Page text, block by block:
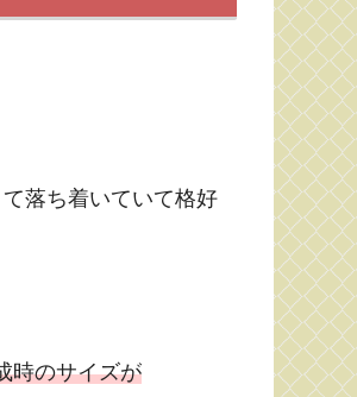
落ち着いていて格好
時のサイズが